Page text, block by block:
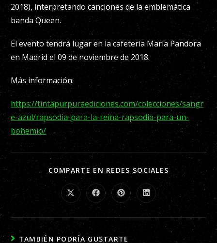
2018), interpretando canciones de la emblemática
banda Queen.
El evento tendrá lugar en la cafetería María Pandora
en Madrid el 09 de noviembre de 2018.
Más información:
https://tintapurpuraediciones.com/colecciones/sangr
e-azul/rapsodia-para-la-reina-rapsodia-para-un-
bohemio/
COMPARTE EN REDES SOCIALES
TAMBIÉN PODRÍA GUSTARTE